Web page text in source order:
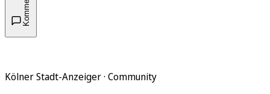
Kölner Stadt-Anzeiger · Community